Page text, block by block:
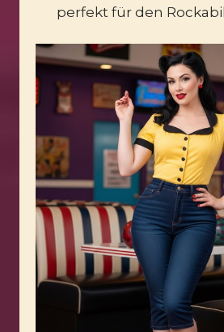
perfekt für den